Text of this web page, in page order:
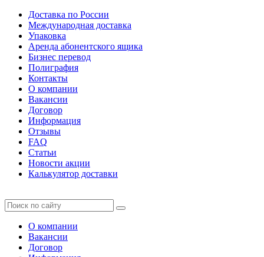
Доставка по России
Международная доставка
Упаковка
Аренда абонентского ящика
Бизнес перевод
Полиграфия
Контакты
О компании
Вакансии
Договор
Информация
Отзывы
FAQ
Статьи
Новости акции
Калькулятор доставки
О компании
Вакансии
Договор